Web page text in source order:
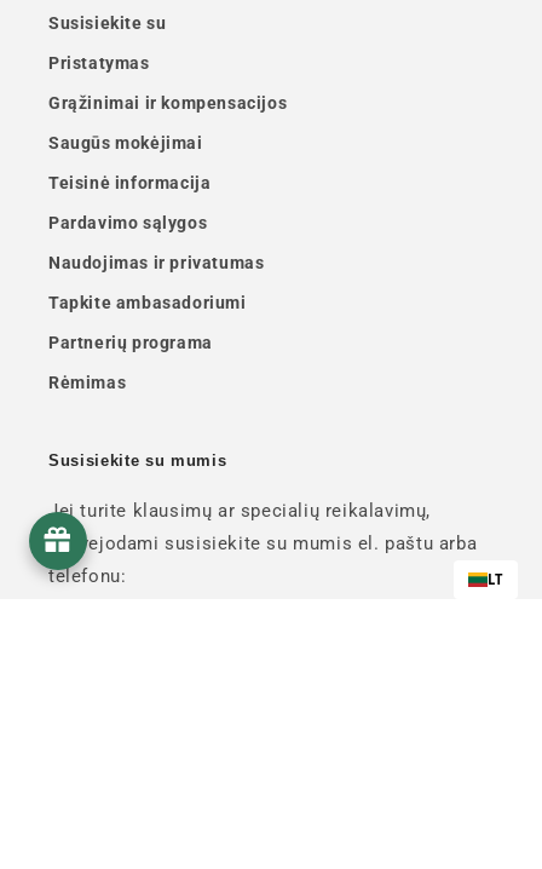
Susisiekite su
Pristatymas
Grąžinimai ir kompensacijos
Saugūs mokėjimai
Teisinė informacija
Pardavimo sąlygos
Naudojimas ir privatumas
Tapkite ambasadoriumi
Partnerių programa
Rėmimas
Susisiekite su mumis
Jei turite klausimų ar specialių reikalavimų,
nedvejodami susisiekite su mumis el. paštu arba
telefonu:
LT